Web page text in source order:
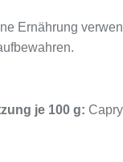
Ernährung
je 100 g: